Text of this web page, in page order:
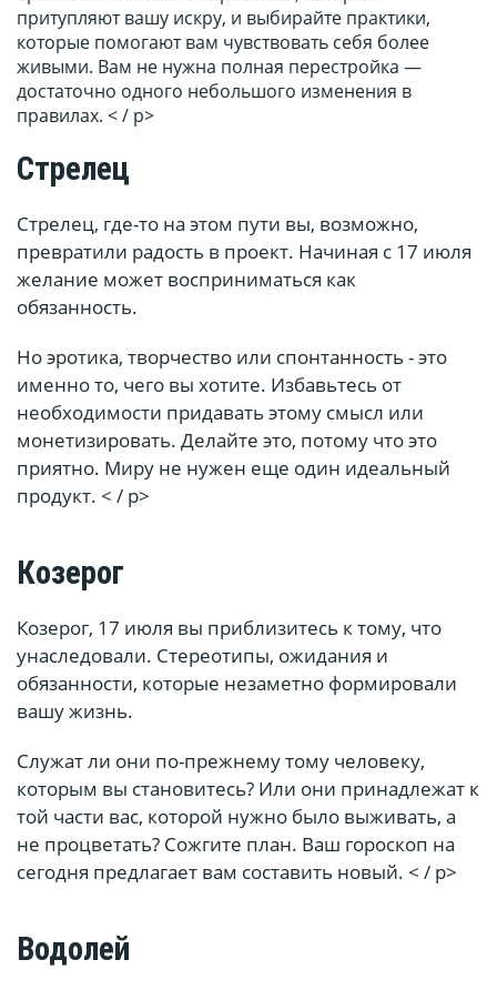
притупляют вашу искру, и выбирайте практики,
которые помогают вам чувствовать себя более
живыми. Вам не нужна полная перестройка —
достаточно одного небольшого изменения в
правилах. < / p>
Стрелец
Стрелец, где-то на этом пути вы, возможно,
превратили радость в проект. Начиная с 17 июля
желание может восприниматься как
обязанность.
Но эротика, творчество или спонтанность - это
именно то, чего вы хотите. Избавьтесь от
необходимости придавать этому смысл или
монетизировать. Делайте это, потому что это
приятно. Миру не нужен еще один идеальный
продукт. < / p>
Козерог
Козерог, 17 июля вы приблизитесь к тому, что
унаследовали. Стереотипы, ожидания и
обязанности, которые незаметно формировали
вашу жизнь.
Служат ли они по-прежнему тому человеку,
которым вы становитесь? Или они принадлежат к
той части вас, которой нужно было выживать, а
не процветать? Сожгите план. Ваш гороскоп на
сегодня предлагает вам составить новый. < / p>
Водолей